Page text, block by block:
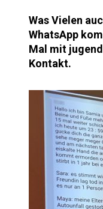
Was Vielen
WhatsApp
Mal mit
Kontakt.